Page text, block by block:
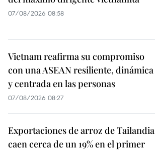
07/08/2026 08:58
Vietnam reafirma su compromiso
con una ASEAN resiliente, dinámica
y centrada en las personas
07/08/2026 08:27
Exportaciones de arroz de Tailandia
caen cerca de un 19% en el primer